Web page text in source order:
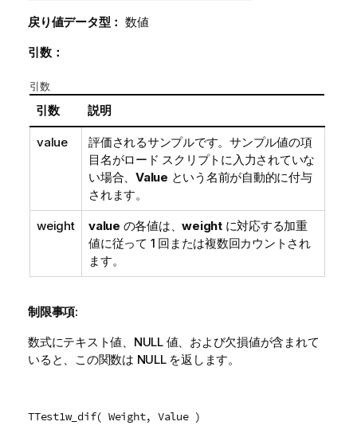
戻り値データ型： 数値
引数：
引数
引数 説明
value
評価されるサンプルです。サンプル値の項
目名がロード スクリプトに入力されていな
い場合、 Value という名前が自動的に付与
されます。
weight value の各値は、weightに対応する加重
値に従って 1 回または複数回カウントされ
ます。
制限事項:
数式にテキスト値、 NULL値、および欠損値が含まれて
いると、この関数は NULLを返します。
TTest1w_dif( Weight, Value )